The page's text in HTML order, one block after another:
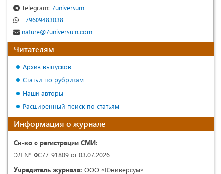
Telegram: 7universum
+79609483038
nature@7universum.com
Читателям
Архив выпусков
Статьи по рубрикам
Наши авторы
Расширенный поиск по статьям
Информация о журнале
Св-во о регистрации СМИ:
ЭЛ № ФС77-91809 от 03.07.2026
Учредитель журнала: ООО «Юниверсум»